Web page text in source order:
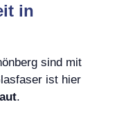
in
sind mit
ist hier
.